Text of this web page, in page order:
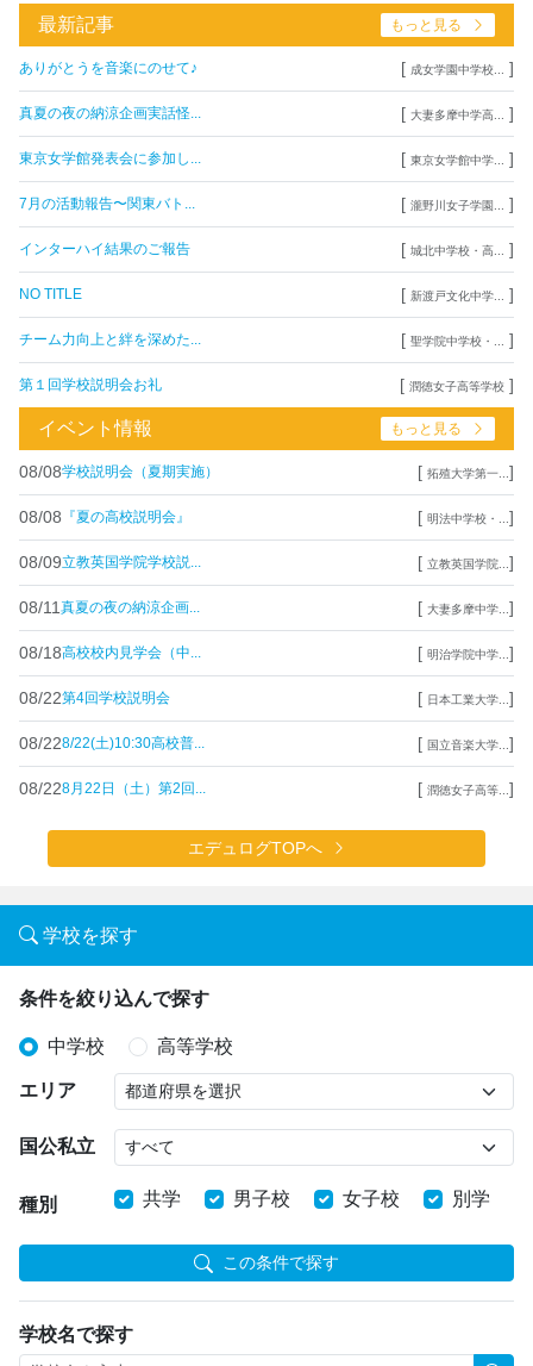
最新記事 もっと見る
ありがとうを音楽にのせて♪ [ 成女学園中学校... ]
真夏の夜の納涼企画実話怪... [ 大妻多摩中学高... ]
東京女学館発表会に参加し... [ 東京女学館中学... ]
7月の活動報告〜関東バト... [ 瀧野川女子学園... ]
インターハイ結果のご報告 [ 城北中学校・高... ]
NO TITLE [ 新渡戸文化中学... ]
チーム力向上と絆を深めた... [ 聖学院中学校・... ]
第１回学校説明会お礼 [ 潤徳女子高等学校 ]
イベント情報 もっと見る
08/08学校説明会（夏期実施） [ 拓殖大学第一... ]
08/08 『夏の高校説明会』 [ 明法中学校・... ]
08/09立教英国学院学校説... [ 立教英国学院... ]
08/11 真夏の夜の納涼企画... [ 大妻多摩中学... ]
08/18高校校内見学会（中... [ 明治学院中学... ]
08/22第4回学校説明会 [ 日本工業大学... ]
08/228/22(土)10:30高校普... [ 国立音楽大学... ]
08/228月22日（土）第2回... [ 潤徳女子高等... ]
エデュログTOPへ
学校を探す
条件を絞り込んで探す
中学校 高等学校
エリア
国公私立
種別 共学 男子校 女子校 別学
この条件で探す
学校名で探す